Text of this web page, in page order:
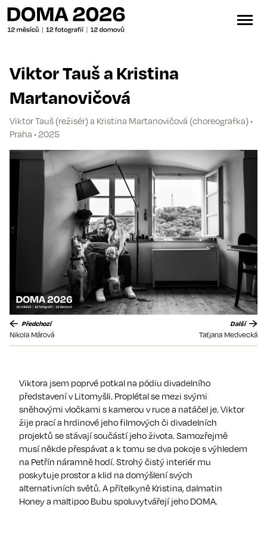
Viktor Tauš a Kristina
Martanovičová
Viktor Tauš (režisér) a Kristina Martanovičová (choreografka) •
Praha • 2025
Předchozí
Nikola Márová
Další
Taťjana Medvecká
Viktora jsem poprvé potkal na pódiu divadelního
představení v Litomyšli. Proplétal se mezi svými
sněhovými vločkami s kamerou v ruce a natáčel je. Viktor
žije prací a hrdinové jeho filmových či divadelních
projektů se stávají součástí jeho života. Samozřejmě
musí někde přespávat a k tomu se dva pokoje s výhledem
na Petřín náramně hodí. Strohý čistý interiér mu
poskytuje prostor a klid na domýšlení svých
alternativních světů. A přítelkyně Kristina, dalmatin
Honey a maltipoo Bubu spoluvytvářejí jeho DOMA.